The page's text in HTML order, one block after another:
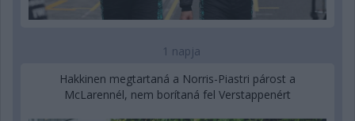
1 napja
Hakkinen megtartaná a Norris-Piastri párost a
McLarennél, nem borítaná fel Verstappenért